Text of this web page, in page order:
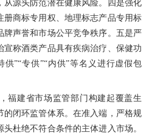
源头防范潜在健康风险。四是强化
商标专用权、地理标志产品专用标
声誉和市场公平竞争秩序。五是严
宣称酒类产品具有疾病治疗、保健功
”“专供”“内供”等名义进行虚假包
福建省市场监管部门构建起覆盖生
的闭环监管体系。在准入端，严格规
杜绝不符合条件的主体进入市场。